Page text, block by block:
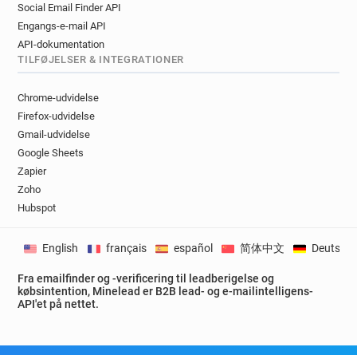
Social Email Finder API
Engangs-e-mail API
API-dokumentation
TILFØJELSER & INTEGRATIONER
Chrome-udvidelse
Firefox-udvidelse
Gmail-udvidelse
Google Sheets
Zapier
Zoho
Hubspot
Fra emailfinder og -verificering til leadberigelse og
købsintention, Minelead er B2B lead- og e-mailintelligens-
API'et på nettet.
English français español 简体中文 Deutsch